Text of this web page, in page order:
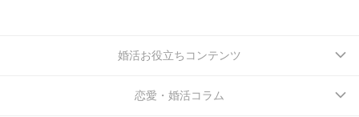
婚活お役立ちコンテンツ
恋愛・婚活コラム